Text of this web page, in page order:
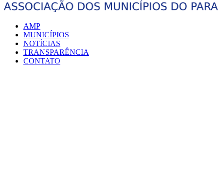
AMP
MUNICÍPIOS
NOTÍCIAS
TRANSPARÊNCIA
CONTATO